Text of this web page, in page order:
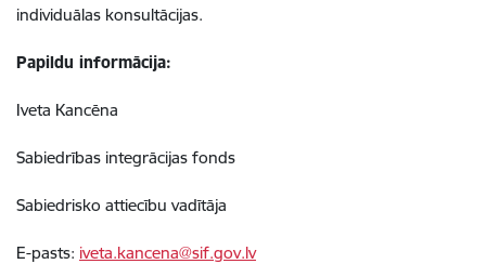
individuālas konsultācijas.
Papildu informācija:
Iveta Kancēna
Sabiedrības integrācijas fonds
Sabiedrisko attiecību vadītāja
E-pasts: iveta.kancena@sif.gov.lv